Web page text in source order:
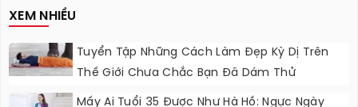
XEM NHIỀU
Tuyển Tập Những Cách Làm Đẹp Kỳ Dị Trên
Thế Giới Chưa Chắc Bạn Đã Dám Thử
Mấy Ai Tuổi 35 Được Như Hà Hồ: Ngực Ngày